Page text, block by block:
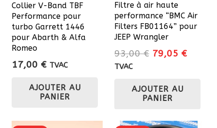
Collier V-Band TBF
Performance pour
turbo Garrett 1446
pour Abarth & Alfa
Romeo
17,00 € TVAC
AJOUTER AU
PANIER
Filtre à air haute
performance “BMC Air
Filters FB01164” pour
JEEP Wrangler
93,00€ Le
était :
93,00 €.
79,05 €Le
TVAC
AJOUTER AU
PANIER